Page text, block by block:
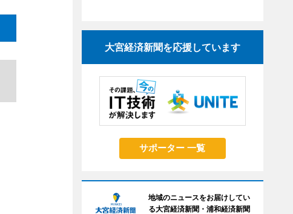
大宮経済新聞を応援しています
サポーター 一覧
地域のニュースをお届けしてい
る大宮経済新聞・浦和経済新聞